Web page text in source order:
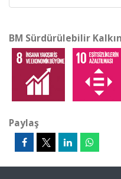
BM Sürdürülebilir
Paylaş